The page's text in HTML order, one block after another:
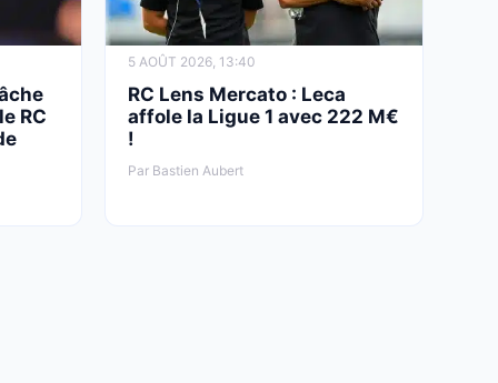
RC
5 AOÛT 2026, 13:40
RC Lens Mercato : Leca
affole la Ligue 1 avec 222 M€
!
Par Bastien Aubert